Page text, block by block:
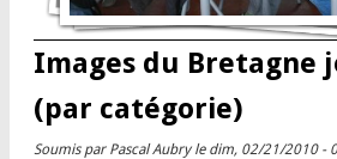
Images du Bretagne
(par catégorie)
Soumis par Pascal Aubryle dim, 02/21/2010 -